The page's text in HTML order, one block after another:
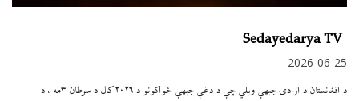
Sedayedarya TV
2026-06-25
د افغانستان د ازادۍ جبهې ویلي چې د دغې جبهې ځواکونو د ۲۰۲۶ کال د سرطان ۳مه ، د